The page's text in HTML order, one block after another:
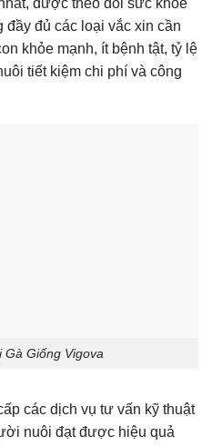
được theo dõi sức khỏe
đủ các loại vắc xin cần
khỏe mạnh, ít bệnh tật, tỷ lệ
tiết kiệm chi phí và công
Gà Giống Vigova
các dịch vụ tư vấn kỹ thuật
nuôi đạt được hiệu quả